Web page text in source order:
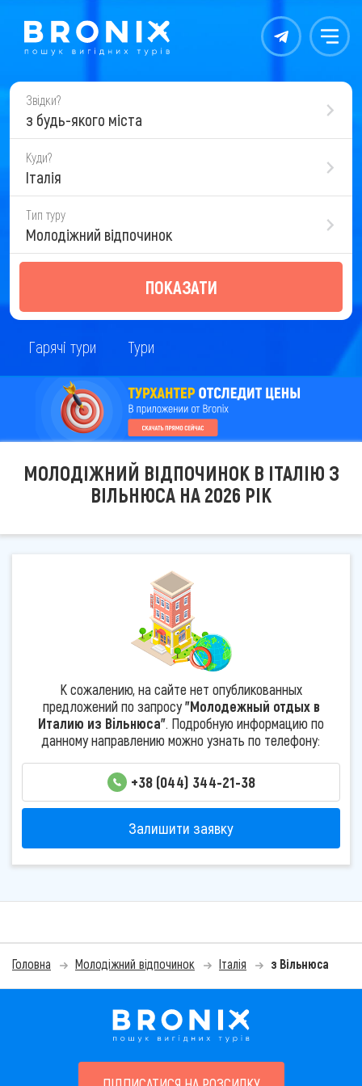
Контакты Меню
Звідки?
з будь-якого міста
Куди?
Італія
Тип туру
Молодіжний відпочинок
ПОКАЗАТИ
Гарячі тури Тури
МОЛОДІЖНИЙ ВІДПОЧИНОК В ІТАЛІЮ З
ВІЛЬНЮСА НА 2026 РІК
К сожалению, на сайте нет опубликованных
предложений по запросу"Молодежный отдых в
Италию из Вільнюса". Подробную информацию по
данному направлению можно узнать по телефону:
+38 (044) 344-21-38
Залишити заявку
Головна Молодіжний відпочинок Італія з Вільнюса